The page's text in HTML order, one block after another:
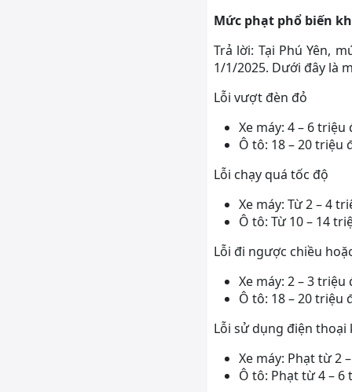
Mức phạt phổ biến
Trả lời: Tại Phú Yên,
1/1/2025. Dưới đây là
Lỗi vượt đèn đỏ
Xe máy: 4 – 6
Ô tô: 18 – 20
Lỗi chạy quá tốc độ
Xe máy: Từ 2 – 4
Ô tô: Từ 10 – 14
Lỗi đi ngược chiều
Xe máy: 2 – 3 triệu
Ô tô: 18 – 20
Lỗi sử dụng điện thoại
Xe máy: Phạt từ 2
Ô tô: Phạt từ 4 – 6